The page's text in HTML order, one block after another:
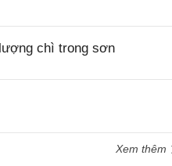
chì trong sơn
Xem thêm